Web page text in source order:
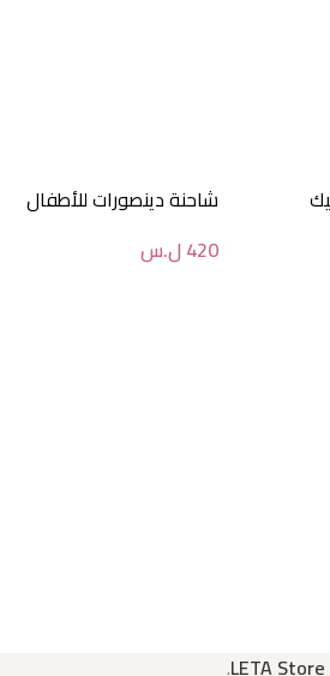
شاحنة دينصورات للأطفال
420 ل.س
.